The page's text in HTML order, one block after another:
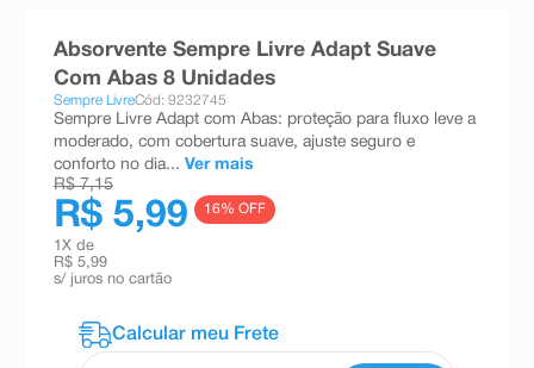
Absorvente Sempre Livre Adapt Suave
Com Abas 8 Unidades
Sempre LivreCód: 9232745
Sempre Livre Adapt com Abas: proteção para fluxo leve a
moderado, com cobertura suave, ajuste seguro e
conforto no dia... Ver mais
R$ 7,15
R$ 5,99 16% OFF
1 X de
R$ 5,99
s/ juros no cartão
absorvente
10ºshampoo